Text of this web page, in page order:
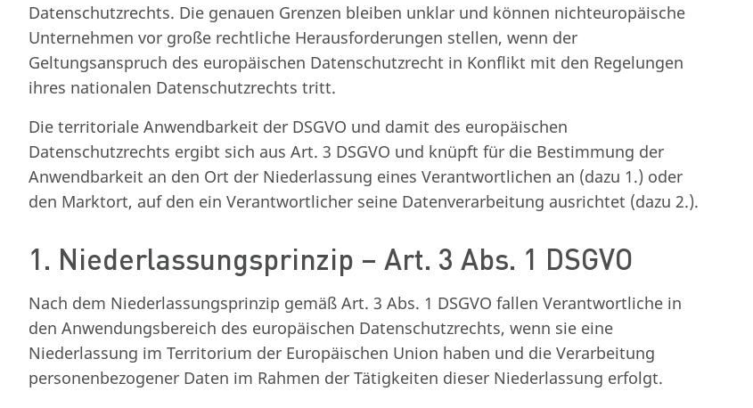
Datenschutzrechts. Die genauen Grenzen bleiben unklar und können nichteuropäische
Unternehmen vor große rechtliche Herausforderungen stellen, wenn der
Geltungsanspruch des europäischen Datenschutzrecht in Konflikt mit den Regelungen
ihres nationalen Datenschutzrechts tritt.
Die territoriale Anwendbarkeit der DSGVO und damit des europäischen
Datenschutzrechts ergibt sich aus Art. 3 DSGVO und knüpft für die Bestimmung der
Anwendbarkeit an den Ort der Niederlassung eines Verantwortlichen an (dazu 1.) oder
den Marktort, auf den ein Verantwortlicher seine Datenverarbeitung ausrichtet (dazu 2.).
1. Niederlassungsprinzip – Art. 3 Abs. 1 DSGVO
Nach dem Niederlassungsprinzip gemäß Art. 3 Abs. 1 DSGVO fallen Verantwortliche in
den Anwendungsbereich des europäischen Datenschutzrechts, wenn sie eine
Niederlassung im Territorium der Europäischen Union haben und die Verarbeitung
personenbezogener Daten im Rahmen der Tätigkeiten dieser Niederlassung erfolgt.